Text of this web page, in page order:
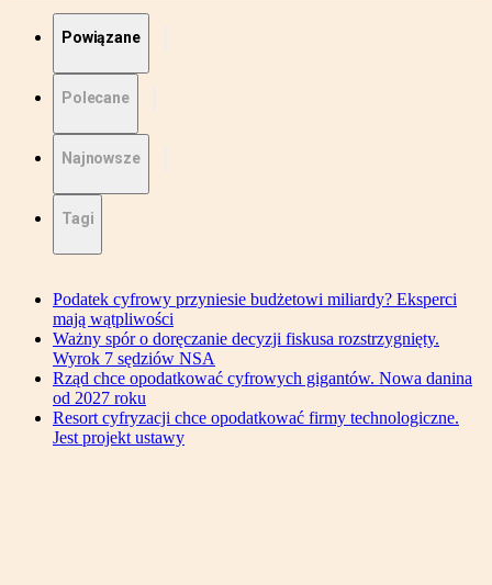
Powiązane
Polecane
Najnowsze
Tagi
Podatek cyfrowy przyniesie budżetowi miliardy? Eksperci
mają wątpliwości
Ważny spór o doręczanie decyzji fiskusa rozstrzygnięty.
Wyrok 7 sędziów NSA
Rząd chce opodatkować cyfrowych gigantów. Nowa danina
od 2027 roku
Resort cyfryzacji chce opodatkować firmy technologiczne.
Jest projekt ustawy